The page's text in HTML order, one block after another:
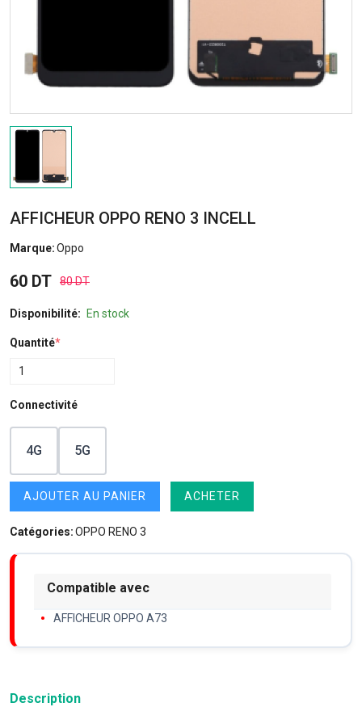
AFFICHEUR OPPO RENO 3 INCELL
Marque:Oppo
60 DT 80 DT
Disponibilité: En stock
Quantité*
Connectivité
4G 5G
AJOUTER AU PANIER ACHETER
Catégories:OPPO RENO 3
Compatible avec
AFFICHEUR OPPO A73
Description